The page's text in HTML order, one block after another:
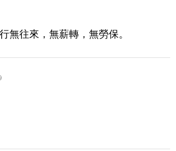
無往來，無薪轉，無勞保。